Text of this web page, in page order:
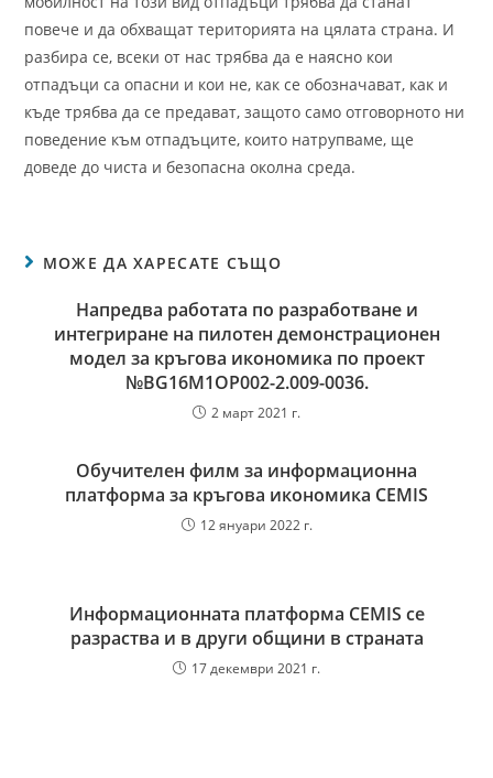
повече и да обхващат територията на цялата страна. И
разбира се, всеки от нас трябва да е наясно кои
отпадъци са опасни и кои не, как се обозначават, как и
къде трябва да се предават, защото само отговорното ни
поведение към отпадъците, които натрупваме, ще
доведе до чиста и безопасна околна среда.
МОЖЕ ДА ХАРЕСАТЕ СЪЩО
Напредва работата по разработване и
интегриране на пилотен демонстрационен
модел за кръгова икономика по проект
№BG16M1OP002-2.‎009-0036.
2 март 2021 г.
Обучителен филм за информационна
платформа за кръгова икономика CEMIS
12 януари 2022 г.
Информационната платформа CEMIS се
разраства и в други общини в страната
17 декември 2021 г.